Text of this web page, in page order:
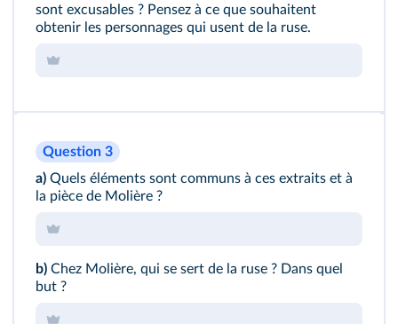
sont excusables ? Pensez à ce que souhaitent
obtenir les personnages qui usent de la ruse.
Question 3
a) Quels éléments sont communs à ces extraits et à
la pièce de Molière ?
b) Chez Molière, qui se sert de la ruse ? Dans quel
but ?